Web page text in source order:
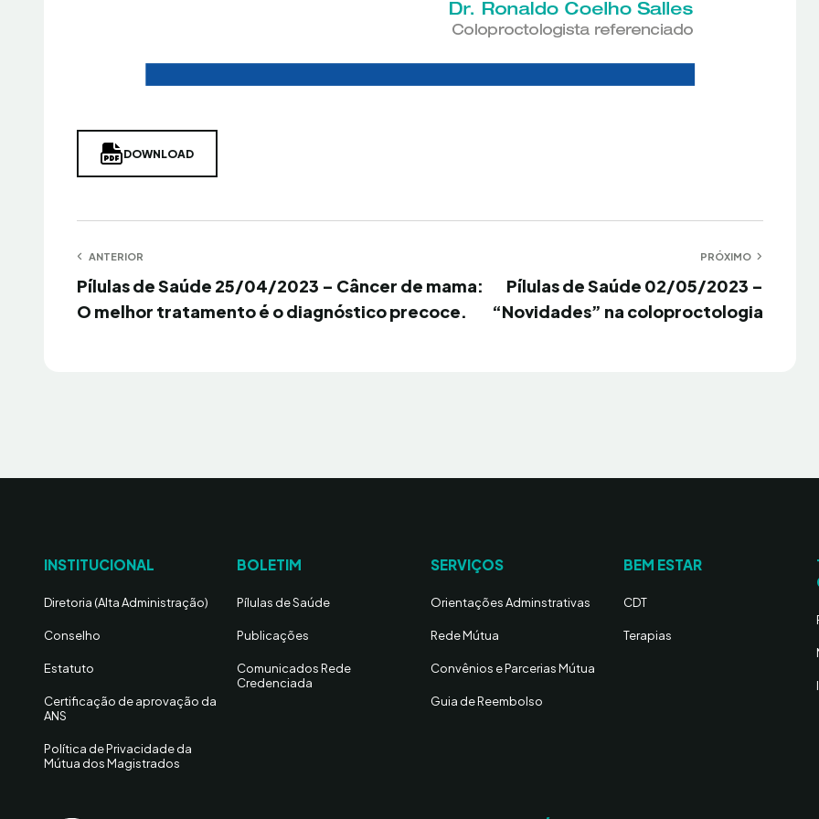
DOWNLOAD
Navegação
de
Post
ANTERIOR
Anterior
Pílulas de Saúde 25/04/2023 – Câncer de mama:
O melhor tratamento é o diagnóstico precoce.
PRÓXIMO
Próximo
Pílulas de Saúde 02/05/2023 –
“Novidades” na coloproctologia
INSTITUCIONAL
Diretoria (Alta Administração)
Conselho
Estatuto
Certificação de aprovação da
ANS
Política de Privacidade da
Mútua dos Magistrados
BOLETIM
Pílulas de Saúde
Publicações
Comunicados Rede
Credenciada
SERVIÇOS
Orientações Adminstrativas
Rede Mútua
Convênios e Parcerias Mútua
Guia de Reembolso
BEM ESTAR
CDT
Terapias